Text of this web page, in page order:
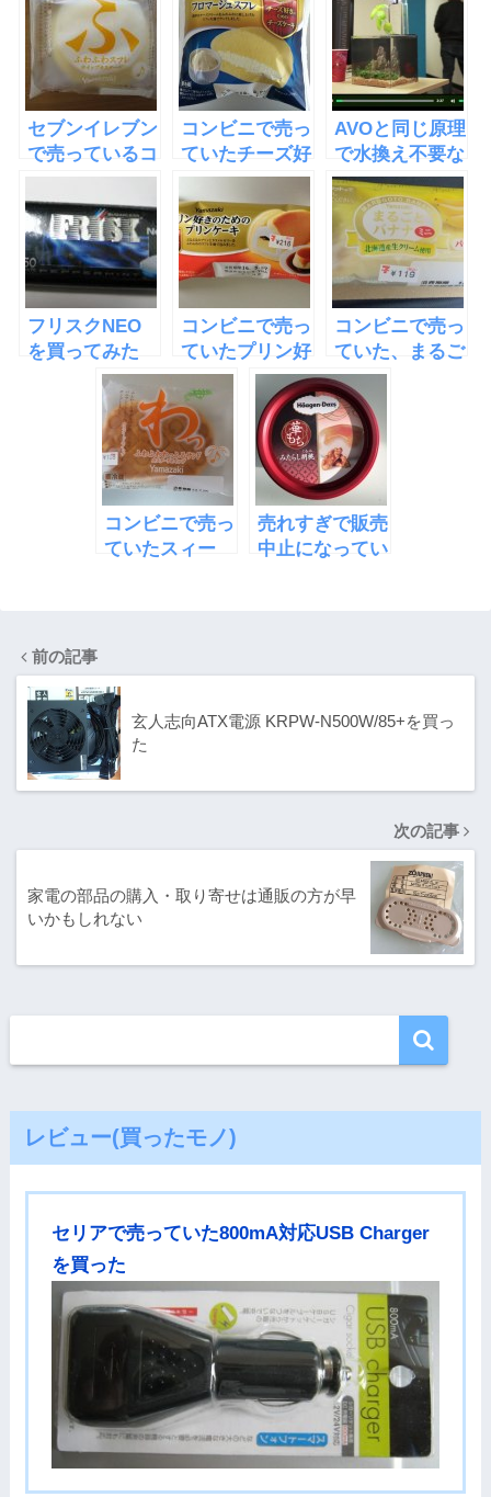
セブンイレブン
で売っているコ
ンビニスイー
ツ・ふわふわス
フレ
コンビニで売っ
ていたチーズ好
きのためのフロ
マージュスフレ
AVOと同じ原理
で水換え不要な
水槽
「EcoQube
C」
フリスクNEO
を買ってみた
コンビニで売っ
ていたプリン好
きのためのプリ
ンケーキ
コンビニで売っ
ていた、まるご
とバナナ・ミニ
コンビニで売っ
ていたスィー
売れすぎで販売
中止になってい
前の記事
玄人志向ATX電源 KRPW-N500W/85+を買っ
た
次の記事
家電の部品の購入・取り寄せは通販の方が早
いかもしれない
レビュー(買ったモノ)
セリアで売っていた800mA対応USB Charger
を買った